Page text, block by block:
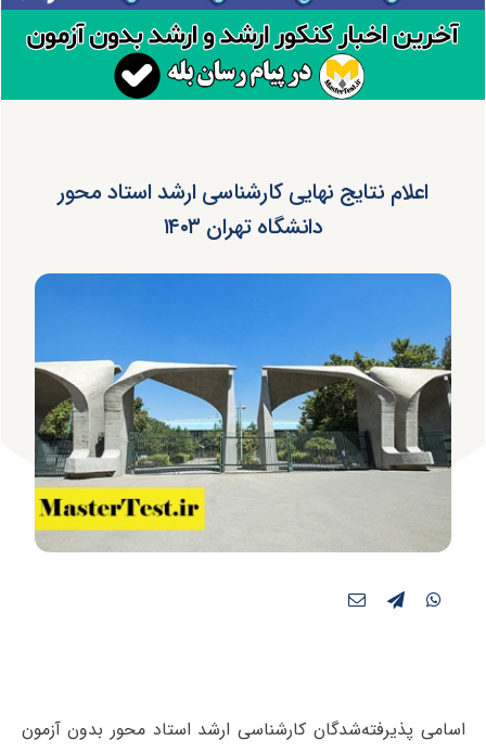
اعلام نتایج نهایی کارشناسی ارشد استاد محور
دانشگاه تهران ۱۴۰۳
اسامی پذیرفته‌شدگان کارشناسی ارشد استاد محور بدون آزمون